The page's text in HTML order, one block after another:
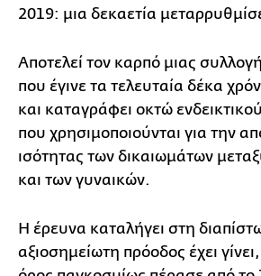
2019: μια δεκαετία
Αποτελεί τον καρπό μιας
που έγινε τα τελευταία δέκα
και καταγράφει οκτώ
που χρησιμοποιούνται για την
ισότητας των δικαιωμάτων
και των γυναικών.
Η έρευνα καταλήγει στη
αξιοσημείωτη πρόοδος έχει